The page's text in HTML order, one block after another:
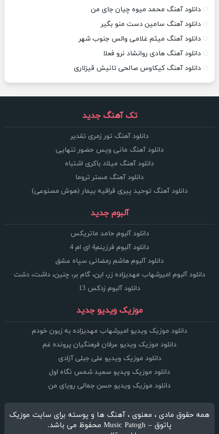
دانلود آهنگ محمد میوه چیان جای من
دانلود آهنگ سامین دست منو بگیر
دانلود آهنگ میثم غلامی والس جنوب شهر
دانلود آهنگ هادی روانشاد نرو فعلا
دانلود آهنگ کیکاوس صالحی تانیش قیزلاری
تک آهنگ جدید
دانلود آهنگ تور زمری تقدیر
دانلود آهنگ مانی ویس حضور تنهایی
دانلود آهنگ میلاد باکری اشتباه
دانلود آهنگ مستر تروما
دانلود آهنگ توحید پیری قراقیه بیمار (هوش مصنوعی)
آلبوم جدید
دانلود آلبوم حامد ماتریکس
دانلود آلبوم فرزینم4 ای ام 4
دانلود آلبوم هاشم رمضانی سپاه عشق
دانلود آلبوم امیرشهاب مهدیزاده زر، این، گام بر، چنین، داشت، دشت
دانلود آلبوم زدکس 13
موزیک ویدیو جدید
دانلود موزیک ویدیو امیرشهاب مهدیزاده به زبون خودم
دانلود موزیک ویدیو عرفان فرهنگیان پرونده غم
دانلود موزیک ویدیو علی جبلی آزادی
دانلود موزیک ویدیو سعید شمس نگاه اول
دانلود موزیک ویدیو حسن جمالی رویای من
همه حقوق مادی ، معنوی ، آهنگ ها و پوسته برای سایت موزیک
پاتوق – Music Patogh محفوظ می باشد.